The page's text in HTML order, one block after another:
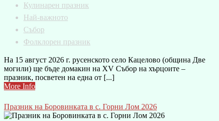
Кулинарен празник
Най-важното
Събор
Фолклорен празник
На 15 август 2026 г. русенското село Кацелово (община Две
могили) ще бъде домакин на XV Събор на хърцоите –
празник, посветен на една от [...]
More Info
Празник на Боровинката в с. Горни Лом 2026